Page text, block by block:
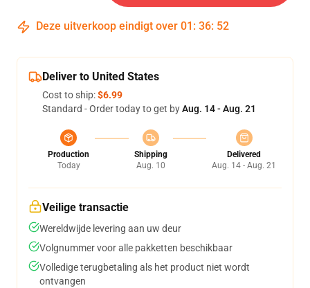
Deze uitverkoop eindigt over 01 : 36: 51
Deliver to United States
Cost to ship:$6.99
Standard - Order today to get byAug. 14 - Aug. 21
Production
Today
Shipping
Aug. 10
Delivered
Aug. 14 - Aug. 21
Veilige transactie
Wereldwijde levering aan uw deur
Volgnummer voor alle pakketten beschikbaar
Volledige terugbetaling als het product niet wordt
ontvangen